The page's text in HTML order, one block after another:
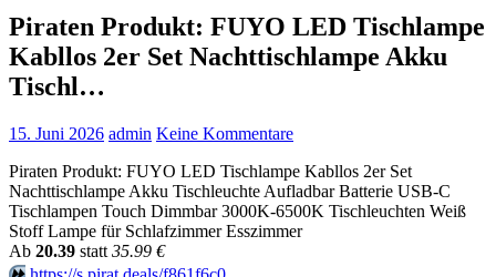
Piraten Produkt: FUYO LED Tischlampe
Kabllos 2er Set Nachttischlampe Akku
Tischl…
15. Juni 2026 admin Keine Kommentare
Piraten Produkt: FUYO LED Tischlampe Kabllos 2er Set
Nachttischlampe Akku Tischleuchte Aufladbar Batterie USB-C
Tischlampen Touch Dimmbar 3000K-6500K Tischleuchten Weiß
Stoff Lampe für Schlafzimmer Esszimmer
Аb 20.39 statt 35.99 €